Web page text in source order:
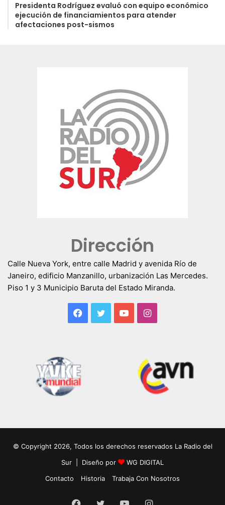
Presidenta Rodríguez evaluó con equipo económico
ejecución de financiamientos para atender
afectaciones post-sismos
Dirección
Calle Nueva York, entre calle Madrid y avenida Río de
Janeiro, edificio Manzanillo, urbanización Las Mercedes.
Piso 1 y 3 Municipio Baruta del Estado Miranda.
Facebook
TwitterYouTubeInstagram
© Copyright 2026, Todos los derechos reservados La Radio del
Sur | Diseño por
WG DIGITAL
Contacto
Historia Trabaja Con Nosotros
Facebook
TwitterYouTubeInstagram